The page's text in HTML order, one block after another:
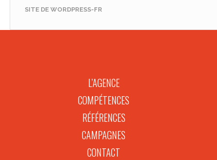
SITE DE WORDPRESS-FR
L’AGENCE
COMPÉTENCES
RÉFÉRENCES
CAMPAGNES
CONTACT